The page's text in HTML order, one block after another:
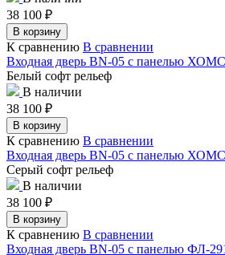
38 100 ₽
В корзину
К сравнению В сравнении
Входная дверь BN-05 с панелью ХОМС
Белый софт рельеф
В наличии
38 100 ₽
В корзину
К сравнению В сравнении
Входная дверь BN-05 с панелью ХОМС
Серый софт рельеф
В наличии
38 100 ₽
В корзину
К сравнению В сравнении
Входная дверь BN-05 с панелью ФЛ-